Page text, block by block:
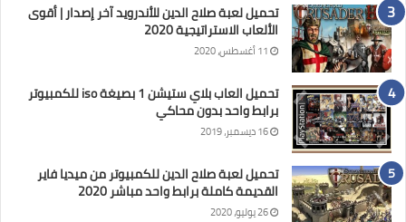
تحميل لعبة صلاح الدين للأندرويد آخر إصدار | أقوى
الألعاب الاستراتيجية 2020
11 أغسطس، 2020
تحميل العاب بلاي ستيشن 1 بصيغة iso للكمبيوتر
برابط واحد بدون محاكي
16 ديسمبر، 2019
تحميل لعبة صلاح الدين للكمبيوتر من ميديا فاير
القديمة كاملة برابط واحد مباشر 2020
26 يوليو، 2020